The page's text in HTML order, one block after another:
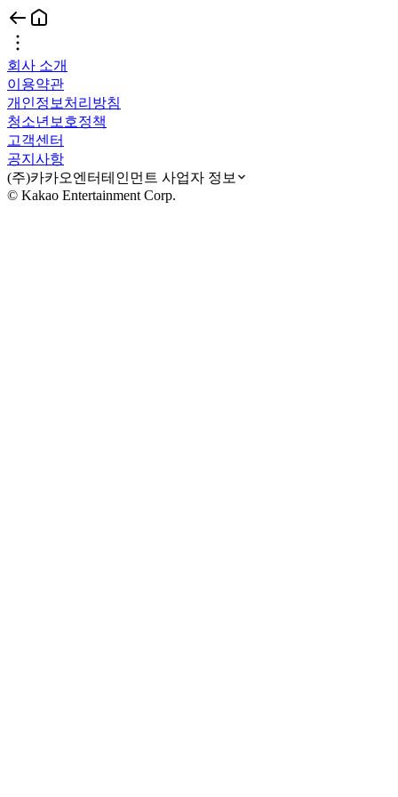
회사 소개
이용약관
개인정보처리방침
청소년보호정책
고객센터
공지사항
(주)카카오엔터테인먼트 사업자 정보
© Kakao Entertainment Corp.